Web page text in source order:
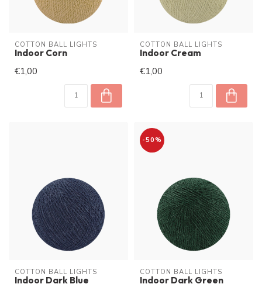
COTTON BALL LIGHTS
Indoor Corn
€1,00
COTTON BALL LIGHTS
Indoor Cream
€1,00
COTTON BALL LIGHTS
Indoor Dark Blue
-50%
COTTON BALL LIGHTS
Indoor Dark Green